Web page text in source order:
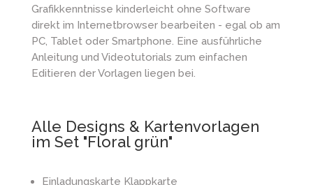
Grafikkenntnisse kinderleicht ohne Software
direkt im Internetbrowser bearbeiten - egal ob am
PC, Tablet oder Smartphone. Eine ausführliche
Anleitung und Videotutorials zum einfachen
Editieren der Vorlagen liegen bei.
Alle Designs & Kartenvorlagen
im Set "Floral grün"
Einladungskarte Klappkarte